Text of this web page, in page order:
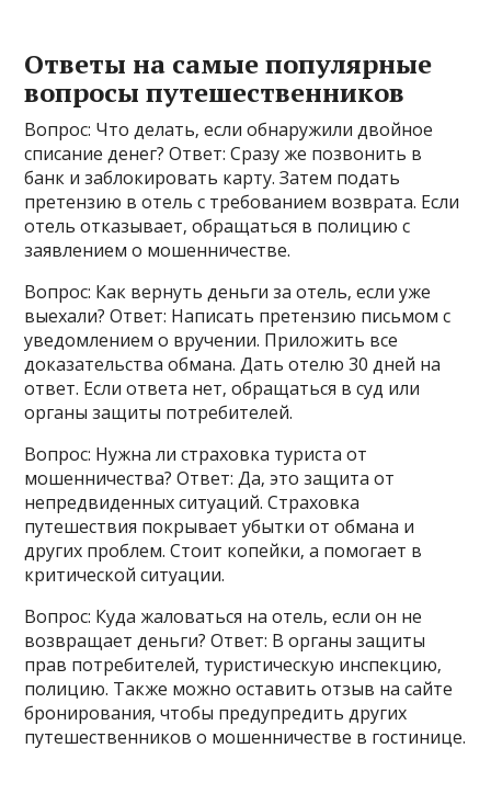
Ответы на самые популярные
вопросы путешественников
Вопрос: Что делать‚ если обнаружили двойное
списание денег? Ответ: Сразу же позвонить в
банк и заблокировать карту. Затем подать
претензию в отель с требованием возврата. Если
отель отказывает‚ обращаться в полицию с
заявлением о мошенничестве.
Вопрос: Как вернуть деньги за отель‚ если уже
выехали? Ответ: Написать претензию письмом с
уведомлением о вручении. Приложить все
доказательства обмана. Дать отелю 30 дней на
ответ. Если ответа нет‚ обращаться в суд или
органы защиты потребителей.
Вопрос: Нужна ли страховка туриста от
мошенничества? Ответ: Да‚ это защита от
непредвиденных ситуаций. Страховка
путешествия покрывает убытки от обмана и
других проблем. Стоит копейки‚ а помогает в
критической ситуации.
Вопрос: Куда жаловаться на отель‚ если он не
возвращает деньги? Ответ: В органы защиты
прав потребителей‚ туристическую инспекцию‚
полицию. Также можно оставить отзыв на сайте
бронирования‚ чтобы предупредить других
путешественников о мошенничестве в гостинице.